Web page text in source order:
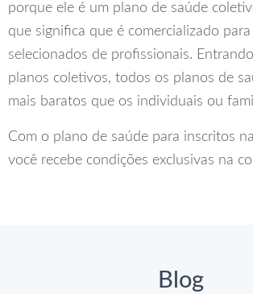
porque ele é um plano de saúde
que significa que é comercializado
selecionados de profissionais.
planos coletivos, todos os planos de
mais baratos que os individuais ou
Com o plano de saúde para inscritos
você recebe condições exclusivas na
Blog